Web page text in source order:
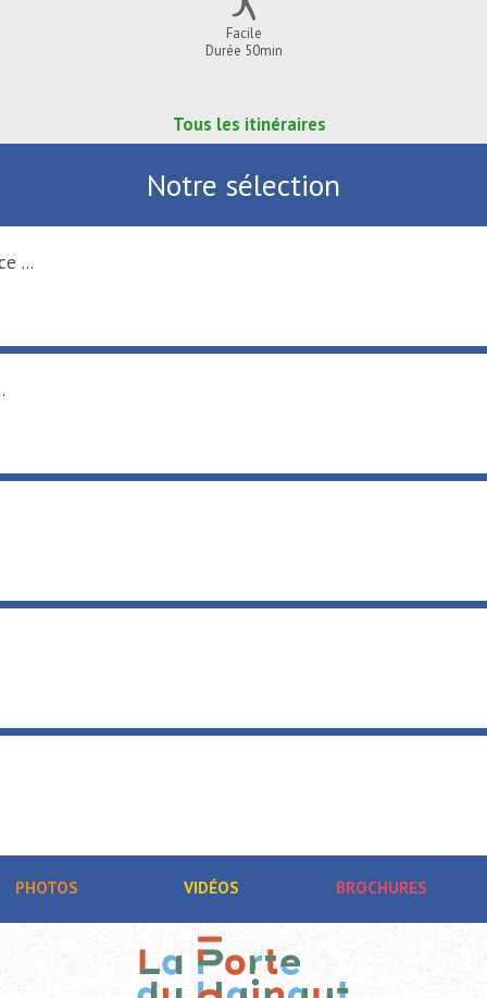
Facile
Durée 50min
Tous les itinéraires
Notre sélection
...
PHOTOS VIDÉOS BROCHURES